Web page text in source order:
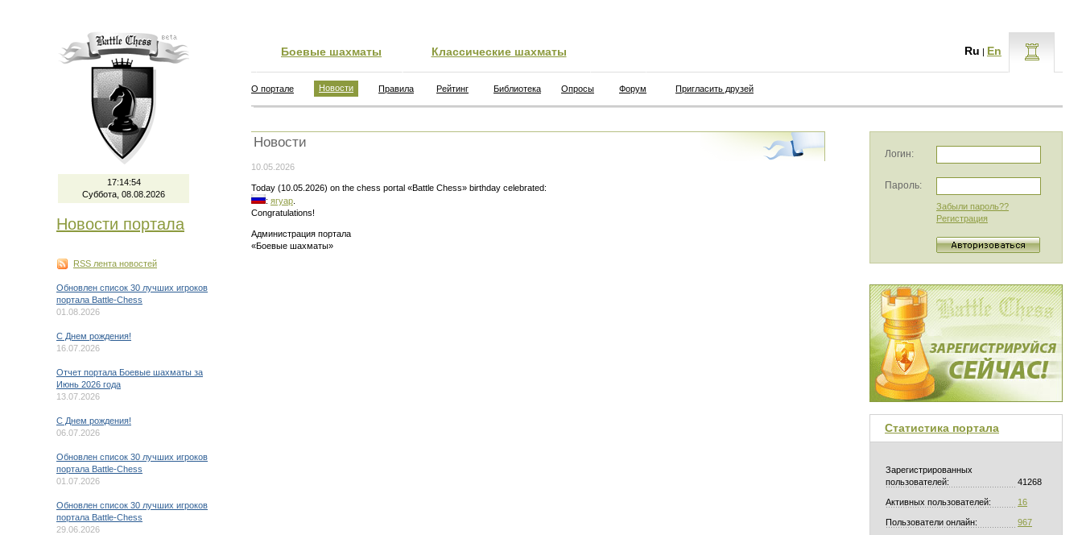
17:14:54
Суббота, 08.08.2026
Новости портала
RSS лента новостей
Обновлен список 30 лучших игроков
портала Battle-Chess
01.08.2026
C Днем рождения!
16.07.2026
Отчет портала Боевые шахматы за
Июнь 2026 года
13.07.2026
C Днем рождения!
06.07.2026
Обновлен список 30 лучших игроков
портала Battle-Chess
01.07.2026
Обновлен список 30 лучших игроков
портала Battle-Chess
29.06.2026
Боевые шахматы Классические шахматы Ru | En
О портале Новости Правила Рейтинг Библиотека Опросы Форум Пригласить друзей
Новости
10.05.2026
Today (10.05.2026) on the chess portal «Battle Chess» birthday celebrated:
: ягуар
Congratulations!
Администрация портала
«Боевые шахматы»
Логин:
Пароль:
Забыли пароль??
Регистрация
Статистика портала
Зарегистрированных
пользователей:
41268
Активных пользователей: 16
Пользователи онлайн: 967